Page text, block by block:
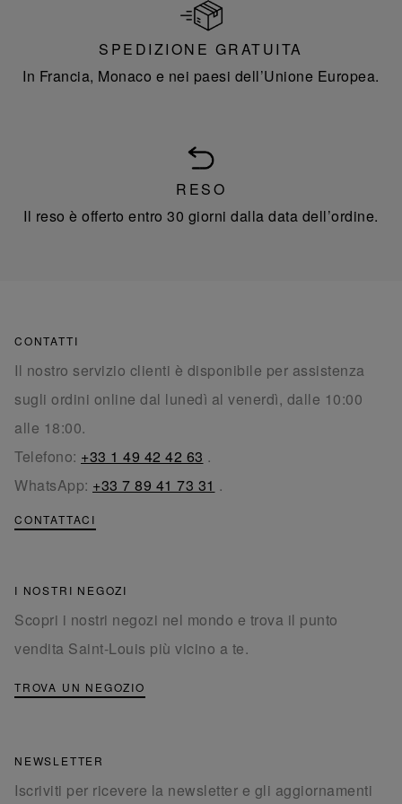
SPEDIZIONE GRATUITA
In Francia, Monaco e nei paesi dell’Unione Europea.
RESO
Il reso è offerto entro 30 giorni dalla data dell’ordine.
CONTATTI
Il nostro servizio clienti è disponibile per assistenza
sugli ordini online dal lunedì al venerdì, dalle 10:00
alle 18:00.
Telefono: +33 1 49 42 42 63 .
WhatsApp: +33 7 89 41 73 31 .
CONTATTACI
I NOSTRI NEGOZI
Scopri i nostri negozi nel mondo e trova il punto
vendita Saint-Louis più vicino a te.
TROVA UN NEGOZIO
NEWSLETTER
Iscriviti per ricevere la newsletter e gli aggiornamenti